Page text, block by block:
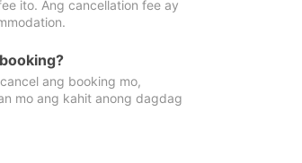
ito. Ang cancellation fee ay
ang booking mo,
mo ang kahit anong dagdag